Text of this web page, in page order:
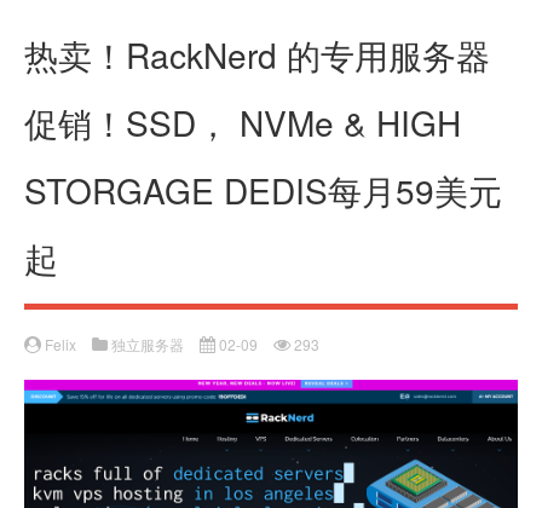
热卖！RackNerd 的专用服务器
促销！SSD， NVMe & HIGH
STORGAGE DEDIS每月59美元
起
Felix 独立服务器 02-09 293